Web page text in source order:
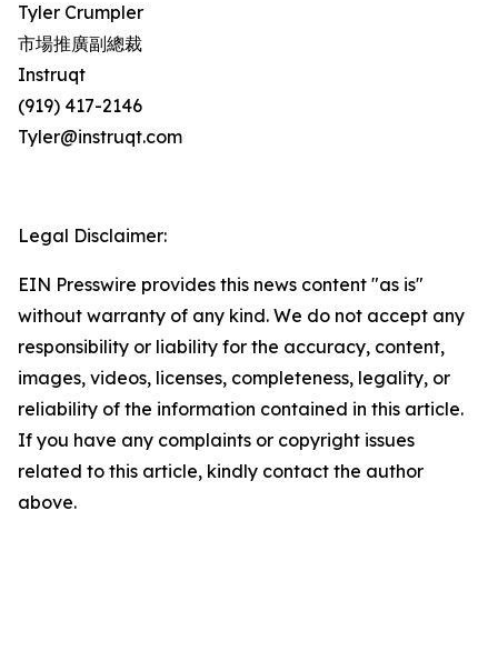
Tyler Crumpler
市場推廣副總裁
Instruqt
(919) 417-2146
Tyler@instruqt.com
Legal Disclaimer:
EIN Presswire provides this news content "as is"
without warranty of any kind. We do not accept any
responsibility or liability for the accuracy, content,
images, videos, licenses, completeness, legality, or
reliability of the information contained in this article.
If you have any complaints or copyright issues
related to this article, kindly contact the author
above.